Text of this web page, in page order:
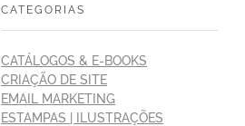
CATEGORIAS
CATÁLOGOS & E-BOOKS
CRIAÇÃO DE SITE
EMAIL MARKETING
ESTAMPAS | ILUSTRAÇÕES